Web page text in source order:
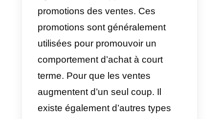
Qu’est-ce qu’une
promotion des ventes?
Une promotion des ventes est